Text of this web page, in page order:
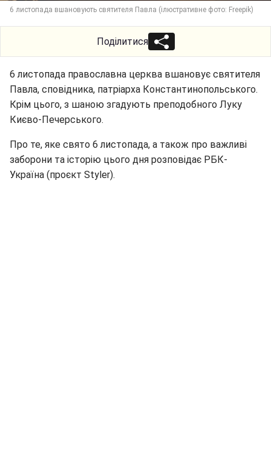
6 листопада вшановують святителя Павла (ілюстративне фото: Freepik)
Поділитися
6 листопада православна церква вшановує святителя
Павла, сповідника, патріарха Константинопольського.
Крім цього, з шаною згадують преподобного Луку
Києво-Печерського.
Про те, яке свято 6 листопада, а також про важливі
заборони та історію цього дня розповідає РБК-
Україна (проєкт Styler).